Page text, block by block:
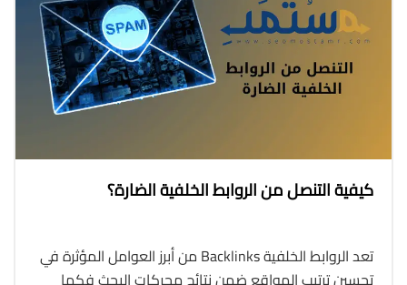
كيفية التنصل من الروابط الخلفية الضارة؟
تعد الروابط الخلفية Backlinks من أبرز العوامل المؤثرة في